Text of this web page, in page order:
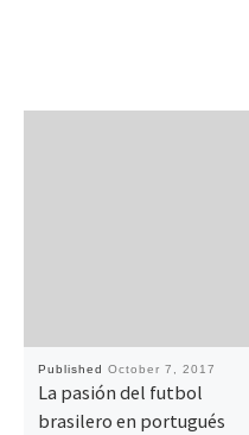
Published October 7, 2017
La pasión del futbol
brasilero en portugués